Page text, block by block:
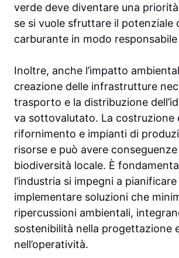
verde deve diventare una priorità
se si vuole sfruttare il potenziale
carburante in modo
Inoltre, anche l’impatto
creazione delle infrastrutture
trasporto e la distribuzione
va sottovalutato. La costruzione
rifornimento e impianti di
risorse e può avere conseguenze
biodiversità locale. È
l’industria si impegni a pianificare
implementare soluzioni che
ripercussioni ambientali,
sostenibilità nella progettazione
nell’operatività.